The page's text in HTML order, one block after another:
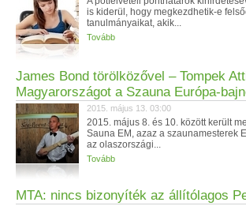
is kiderül, hogy megkezdhetik-e
tanulmányaikat, akik...
Tovább
James Bond törölközővel – Tompek
Magyarországot a Szauna Európa-
2015. május 13. 03:00
2015. május 8. és 10. között került
Sauna EM, azaz a szaunamesterek
az olaszországi...
Tovább
MTA: nincs bizonyíték az állítólagos